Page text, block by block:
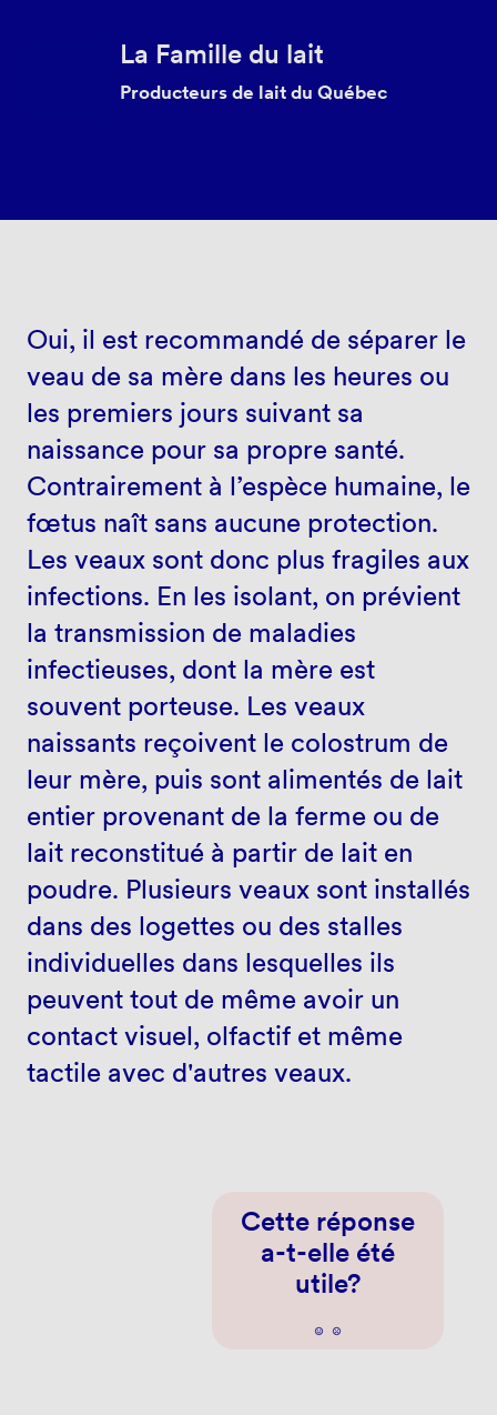
La Famille du lait
Producteurs de lait du Québec
Oui, il est recommandé de séparer le
veau de sa mère dans les heures ou
les premiers jours suivant sa
naissance pour sa propre santé.
Contrairement à l’espèce humaine, le
fœtus naît sans aucune protection.
Les veaux sont donc plus fragiles aux
infections. En les isolant, on prévient
la transmission de maladies
infectieuses, dont la mère est
souvent porteuse. Les veaux
naissants reçoivent le colostrum de
leur mère, puis sont alimentés de lait
entier provenant de la ferme ou de
lait reconstitué à partir de lait en
poudre. Plusieurs veaux sont installés
dans des logettes ou des stalles
individuelles dans lesquelles ils
peuvent tout de même avoir un
contact visuel, olfactif et même
tactile avec d'autres veaux.
Cette réponse
a-t-elle été
utile?